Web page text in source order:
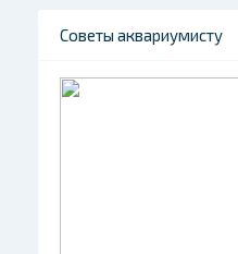
Советы аквариумисту